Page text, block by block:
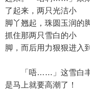
了起来，两只光洁小
脚丫翘起，珠圆玉润的
抓住那两只雪白的小
脚，而后用力狠狠进入
「唔……」这雪白丰
是马上就要高潮了！